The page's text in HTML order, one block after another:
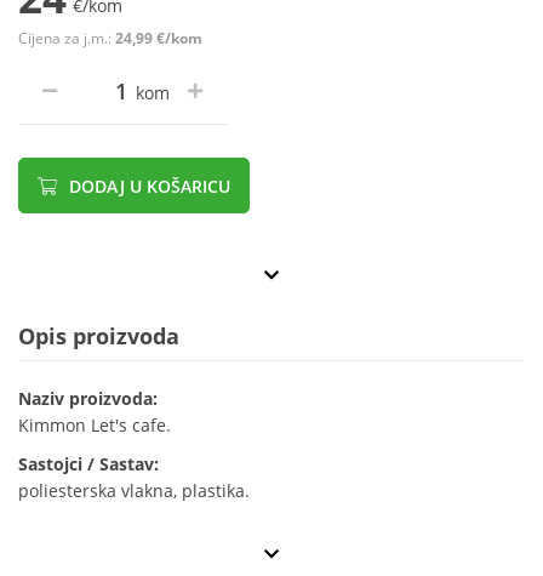
€/kom
Cijena za j.m.: 24,99 €/kom
kom
DODAJ U KOŠARICU
Opis proizvoda
Naziv proizvoda:
Kimmon Let's cafe.
Sastojci / Sastav:
poliesterska vlakna, plastika.